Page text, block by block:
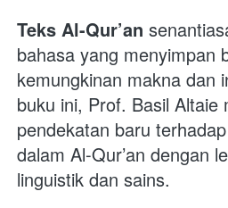
Teks Al-Qur’an
bahasa yang menyimpan
kemungkinan makna dan
buku ini, Prof. Basil Altaie
pendekatan baru
dalam Al-Qur’an dengan
linguistik dan sains.